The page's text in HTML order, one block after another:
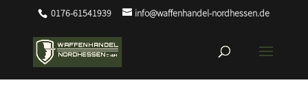
0176-61541939 info@waffenhandel-nordhessen.de